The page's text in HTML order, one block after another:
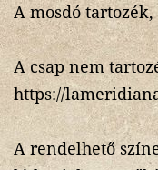
A mosdó
A csap nem
https://
A rendelhető